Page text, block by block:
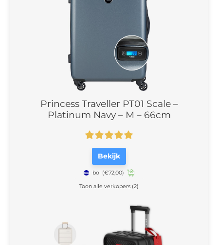
Princess Traveller PT01 Scale –
Platinum Navy – M – 66cm
Bekijk
bol (€72,00)
Toon alle verkopers (2)